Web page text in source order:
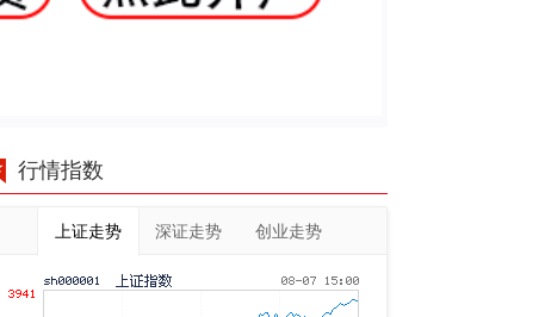
行情指数
上证走势 深证走势 创业走势